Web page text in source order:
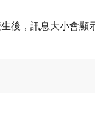
後，訊息大小會顯